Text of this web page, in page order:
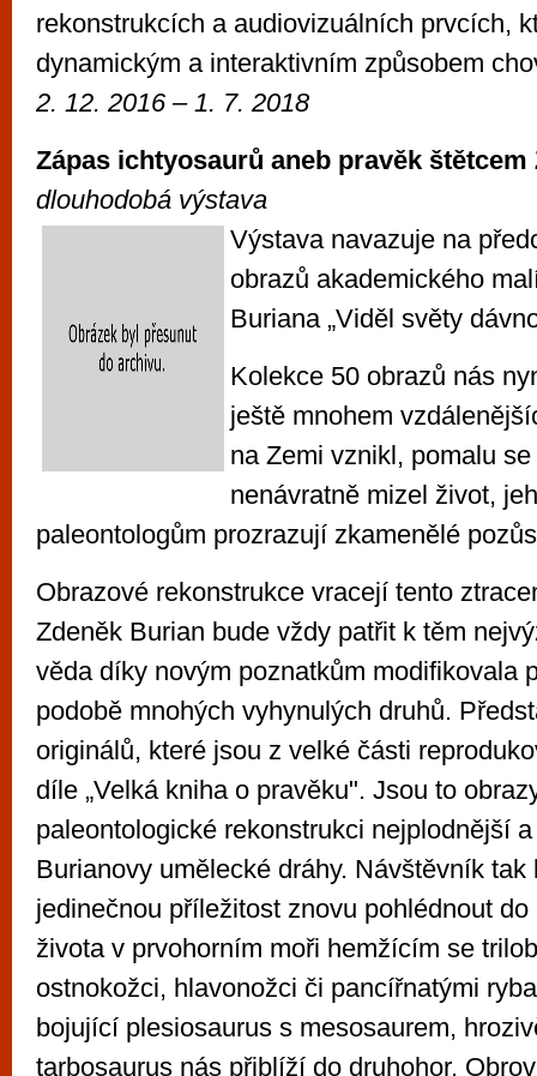
rekonstrukcích a audiovizuálních prvcích,
dynamickým a interaktivním způsobem
2. 12. 2016 – 1. 7. 2018
Zápas ichtyosaurů aneb pravěk štětcem
dlouhodobá výstava
Výstava navazuje na
obrazů akademického
Buriana „Viděl světy
Kolekce 50 obrazů nás
ještě mnohem
na Zemi vznikl, pomalu
nenávratně mizel život,
paleontologům prozrazují zkamenělé
Obrazové rekonstrukce vracejí tento
Zdeněk Burian bude vždy patřit k těm
věda díky novým poznatkům modifikovala
podobě mnohých vyhynulých druhů.
originálů, které jsou z velké části
díle „Velká kniha o pravěku". Jsou to
paleontologické rekonstrukci nejplodnější
Burianovy umělecké dráhy. Návštěvník tak
jedinečnou příležitost znovu pohlédnout
života v prvohorním moři hemžícím se
ostnokožci, hlavonožci či pancířnatými
bojující plesiosaurus s mesosaurem,
tarbosaurus nás přiblíží do druhohor.